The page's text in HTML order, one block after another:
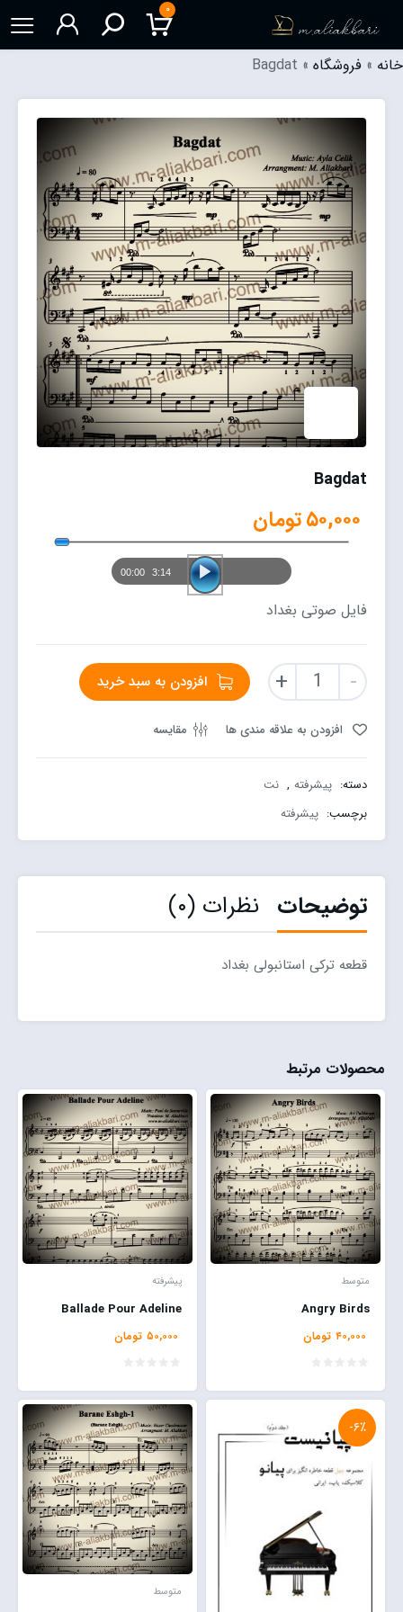
۰
خانه » فروشگاه »
Bagdat
Bagdat
تومان
00:00 3:14
فایل صوتی بغداد
-
Bagdat
+ افزودن به سبد خرید
افزودن به علاقه مندی ها مقایسه
دسته: پیشرفته , نت
برچسب: پیشرفته
توضیحات نظرات (۰)
قطعه ترکی استانبولی بغداد
محصولات مرتبط
متوسط
Angry Birds
تومان
پیشرفته
Ballade Pour Adeline
تومان
-۶٪
متوسط